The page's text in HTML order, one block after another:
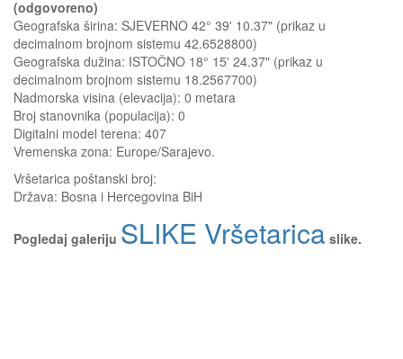
(odgovoreno)
Geografska širina: SJEVERNO 42° 39' 10.37" (prikaz u
decimalnom brojnom sistemu 42.6528800)
Geografska dužina: ISTOČNO 18° 15' 24.37" (prikaz u
decimalnom brojnom sistemu 18.2567700)
Nadmorska visina (elevacija): 0 metara
Broj stanovnika (populacija): 0
Digitalni model terena: 407
Vremenska zona: Europe/Sarajevo.
Vršetarica poštanski broj:
Država: Bosna i Hercegovina BiH
Pogledaj galeriju SLIKE Vršetarica slike.